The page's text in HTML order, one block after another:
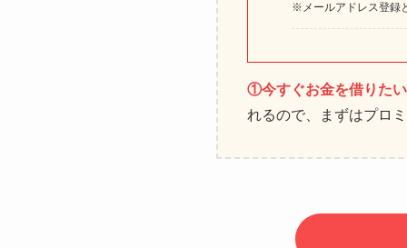
※メールアドレス登録
①今すぐお金を借りた
れるので、まずはプロ